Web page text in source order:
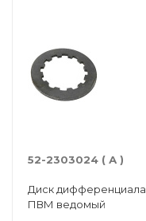
52-2303024 ( А )
Диск дифференциала
ПВМ ведомый